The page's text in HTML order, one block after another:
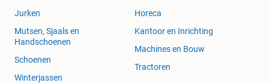
Jurken
Mutsen, Sjaals en
Handschoenen
Schoenen
Winterjassen
Horeca
Kantoor en Inrichting
Machines en Bouw
Tractoren